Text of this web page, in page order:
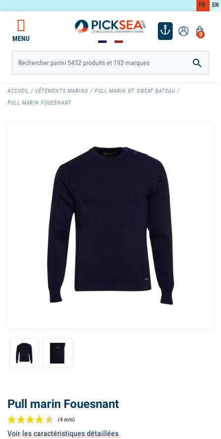
FR EN
0
MENU

ACCUEIL VÊTEMENTS MARINS
PULL MARIN ET SWEAT BATEAU
PULL MARIN FOUESNANT
Pull marin Fouesnant
Voir les caractéristiques détaillées